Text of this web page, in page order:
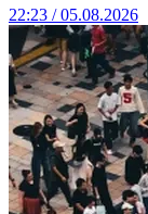
22:23 / 05.08.2026